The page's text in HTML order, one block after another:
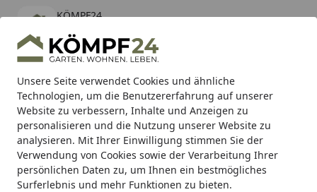
Unsere Seite verwendet Cookies und ähnliche
Technologien, um die Benutzererfahrung auf unserer
Website zu verbessern, Inhalte und Anzeigen zu
personalisieren und die Nutzung unserer Website zu
analysieren. Mit Ihrer Einwilligung stimmen Sie der
Verwendung von Cookies sowie der Verarbeitung Ihrer
persönlichen Daten zu, um Ihnen ein bestmögliches
Surferlebnis und mehr Funktionen zu bieten.
KÖMPF24
kostenlos - Im App Store
Hotline
Alle Produkte
Mein Konto
Suchen
Karibu Pools inkl. gratis Sandfilteranlage & Pool-
Starterset (Gesamtwert bis 468,99€)